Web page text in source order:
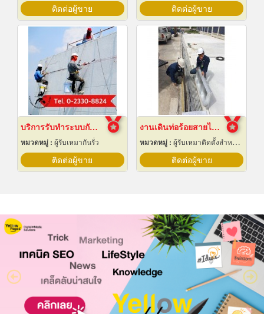
ติดต่อผู้ขาย ติดต่อผู้ขาย
บริการรับทำระบบกันซึม
หมวดหมู่ : ผู้รับเหมากันรั่ว
ติดต่อผู้ขาย
งานเดินท่อร้อยสายไฟฟ้า ระยอง
หมวดหมู่ : ผู้รับเหมาติดตั้งสำหรับบ้านและโรงงานไฟฟ้า
ติดต่อผู้ขาย